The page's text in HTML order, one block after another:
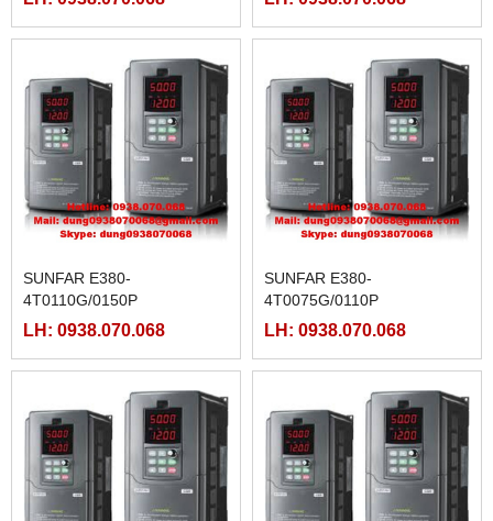
SUNFAR E380-
4T0110G/0150P
LH: 0938.070.068
SUNFAR E380-
4T0075G/0110P
LH: 0938.070.068